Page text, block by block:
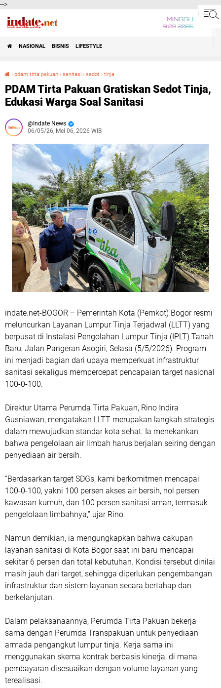
-->
MINGGU
9 08 2026
NASIONAL BISNIS LIFESTYLE
› pdam tirta pakuan › sanitasi › sedot › tinja
PDAM Tirta Pakuan Gratiskan Sedot Tinja,
Edukasi Warga Soal Sanitasi
Indate News
06/05/26, Mei 06, 2026 WIB
indate.net-BOGOR – Pemerintah Kota (Pemkot) Bogor resmi
meluncurkan Layanan Lumpur Tinja Terjadwal (LLTT) yang
berpusat di Instalasi Pengolahan Lumpur Tinja (IPLT) Tanah
Baru, Jalan Pangeran Asogiri, Selasa (5/5/2026). Program
ini menjadi bagian dari upaya memperkuat infrastruktur
sanitasi sekaligus mempercepat pencapaian target nasional
100-0-100.
Direktur Utama Perumda Tirta Pakuan, Rino Indira
Gusniawan, mengatakan LLTT merupakan langkah strategis
dalam mewujudkan standar kota sehat. Ia menekankan
bahwa pengelolaan air limbah harus berjalan seiring dengan
penyediaan air bersih.
“Berdasarkan target SDGs, kami berkomitmen mencapai
100-0-100, yakni 100 persen akses air bersih, nol persen
kawasan kumuh, dan 100 persen sanitasi aman, termasuk
pengelolaan limbahnya,” ujar Rino.
Namun demikian, ia mengungkapkan bahwa cakupan
layanan sanitasi di Kota Bogor saat ini baru mencapai
sekitar 6 persen dari total kebutuhan. Kondisi tersebut dinilai
masih jauh dari target, sehingga diperlukan pengembangan
infrastruktur dan sistem layanan secara bertahap dan
berkelanjutan.
Dalam pelaksanaannya, Perumda Tirta Pakuan bekerja
sama dengan Perumda Transpakuan untuk penyediaan
armada pengangkut lumpur tinja. Kerja sama ini
menggunakan skema kontrak berbasis kinerja, di mana
pembayaran disesuaikan dengan volume layanan yang
terealisasi.